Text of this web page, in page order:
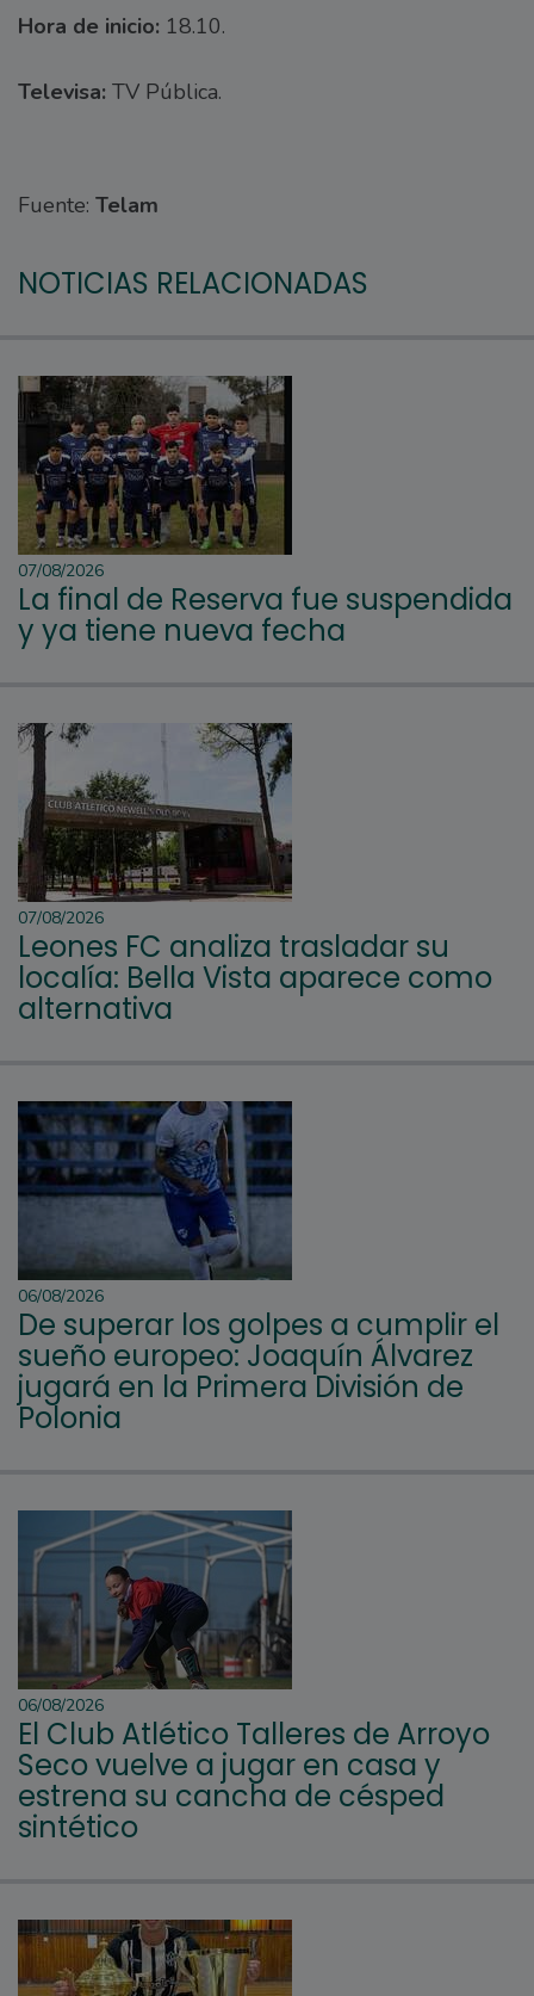
Hora de inicio: 18.10.
Televisa: TV Pública.
Fuente: Telam
NOTICIAS RELACIONADAS
07/08/2026
La final de Reserva fue suspendida
y ya tiene nueva fecha
07/08/2026
Leones FC analiza trasladar su
localía: Bella Vista aparece como
alternativa
06/08/2026
De superar los golpes a cumplir el
sueño europeo: Joaquín Álvarez
jugará en la Primera División de
Polonia
06/08/2026
El Club Atlético Talleres de Arroyo
Seco vuelve a jugar en casa y
estrena su cancha de césped
sintético